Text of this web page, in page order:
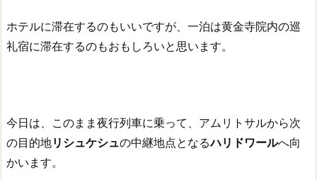
ホテルに滞在するのもいいですが、一泊は黄金寺院内の巡
礼宿に滞在するのもおもしろいと思います。
今日は、このまま夜行列車に乗って、アムリトサルから次
の目的地リシュケシュの中継地点となるハリドワールへ向
かいます。